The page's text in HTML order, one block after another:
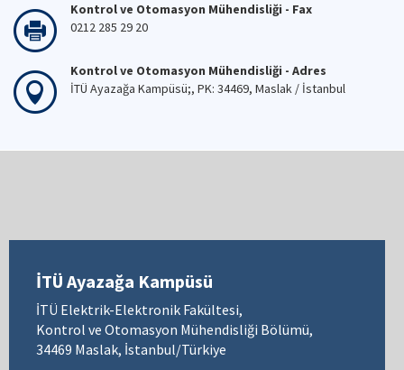
Kontrol ve Otomasyon Mühendisliği - Fax
0212 285 29 20
Kontrol ve Otomasyon Mühendisliği - Adres
İTÜ Ayazağa Kampüsü;, PK: 34469, Maslak / İstanbul
İTÜ Ayazağa Kampüsü
İTÜ Elektrik-Elektronik Fakültesi,
Kontrol ve Otomasyon Mühendisliği Bölümü,
34469 Maslak, İstanbul/Türkiye